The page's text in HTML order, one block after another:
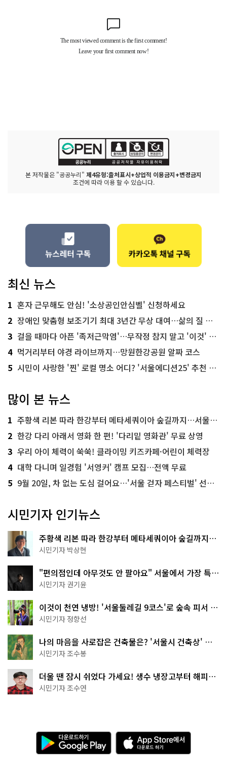
본 저작물은 "공공누리" 제4유형:출처표시+상업적 이용금지+변경금지
조건에 따라 이용 할 수 있습니다.
최신 뉴스
1 혼자 근무해도 안심! '소상공인안심벨' 신청하세요
2 장애인 맞춤형 보조기기 최대 3년간 무상 대여…삶의 질 높인다
3 걸을 때마다 아픈 '족저근막염'…무작정 참지 말고 '이것' 해보세요!
4 먹거리부터 야경 라이브까지…망원한강공원 알짜 코스
5 시민이 사랑한 '찐' 로컬 명소 어디? '서울에디션25' 추천 코스
많이 본 뉴스
1 주황색 리본 따라 한강부터 메타세쿼이아 숲길까지…서울둘레길 15코스
2 한강 다리 아래서 영화 한 편! '다리밑 영화관' 무료 상영
3 우리 아이 체력이 쑥쑥! 클라이밍 키즈카페·어린이 체력장
4 대학 다니며 일경험 '서영커' 캠프 모집…전액 무료
5 9월 20일, 차 없는 도심 걸어요…'서울 걷자 페스티벌' 선착순 5천명
시민기자 인기뉴스
주황색 리본 따라 한강부터 메타세쿼이아 숲길까지…
서울둘레길 15코스
시민기자 박상현
"편의점인데 아무것도 안 팔아요" 서울에서 가장 특별
한 편의점의 정체
시민기자 권기윤
이것이 천연 냉방! '서울둘레길 9코스'로 숲속 피서 떠
나볼까
시민기자 정향선
나의 마음을 사로잡은 건축물은? '서울시 건축상' 수
상작 공개!
시민기자 조수봉
더울 땐 잠시 쉬었다 가세요! 생수 냉장고부터 해피소
·무더위쉼터까지
시민기자 조수연
다
운
로
A
p
p